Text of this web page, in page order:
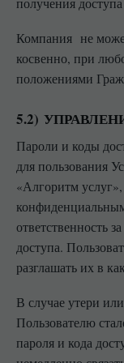
получения
Компания не
косвенно, при
положениями
5.2)
Пароли и коды
для пользования
«Алгоритм
ответственность
доступа.
разглашать их в
В случае утери
Пользователю
пароля и кода